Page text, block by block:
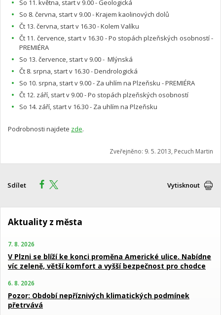
So 11. května, start v 9.00 - Geologická
So 8. června, start v 9.00 - Krajem kaolinových dolů
Čt 13. června, start v 16.30 - Kolem Valíku
Čt 11. července, start v 16.30 - Po stopách plzeňských osobností -
PREMIÉRA
So 13. července, start v 9.00 - Mlýnská
Čt 8. srpna, start v 16.30 - Dendrologická
So 10. srpna, start v 9.00 - Za uhlím na Plzeňsku - PREMIÉRA
Čt 12. září, start v 9.00 - Po stopách plzeňských osobností
So 14. září, start v 16.30 - Za uhlím na Plzeňsku
Podrobnosti najdete zde.
Zveřejněno: 9. 5. 2013, Pecuch Martin
Sdílet Vytisknout
Aktuality z města
7. 8. 2026
V Plzni se blíží ke konci proměna Americké ulice. Nabídne
víc zeleně, větší komfort a vyšší bezpečnost pro chodce
6. 8. 2026
Pozor: Období nepříznivých klimatických podmínek
přetrvává